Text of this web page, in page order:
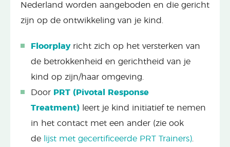
Nederland worden aangeboden en die gericht
zijn op de ontwikkeling van je kind.
Floorplayricht zich op het versterken van
de betrokkenheid en gerichtheid van je
kind op zijn/haar omgeving.
Door PRT (Pivotal Response
Treatment) leert je kind initiatief te nemen
in het contact met een ander (zie ook
de
lijst met gecertificeerde PRT Trainers)